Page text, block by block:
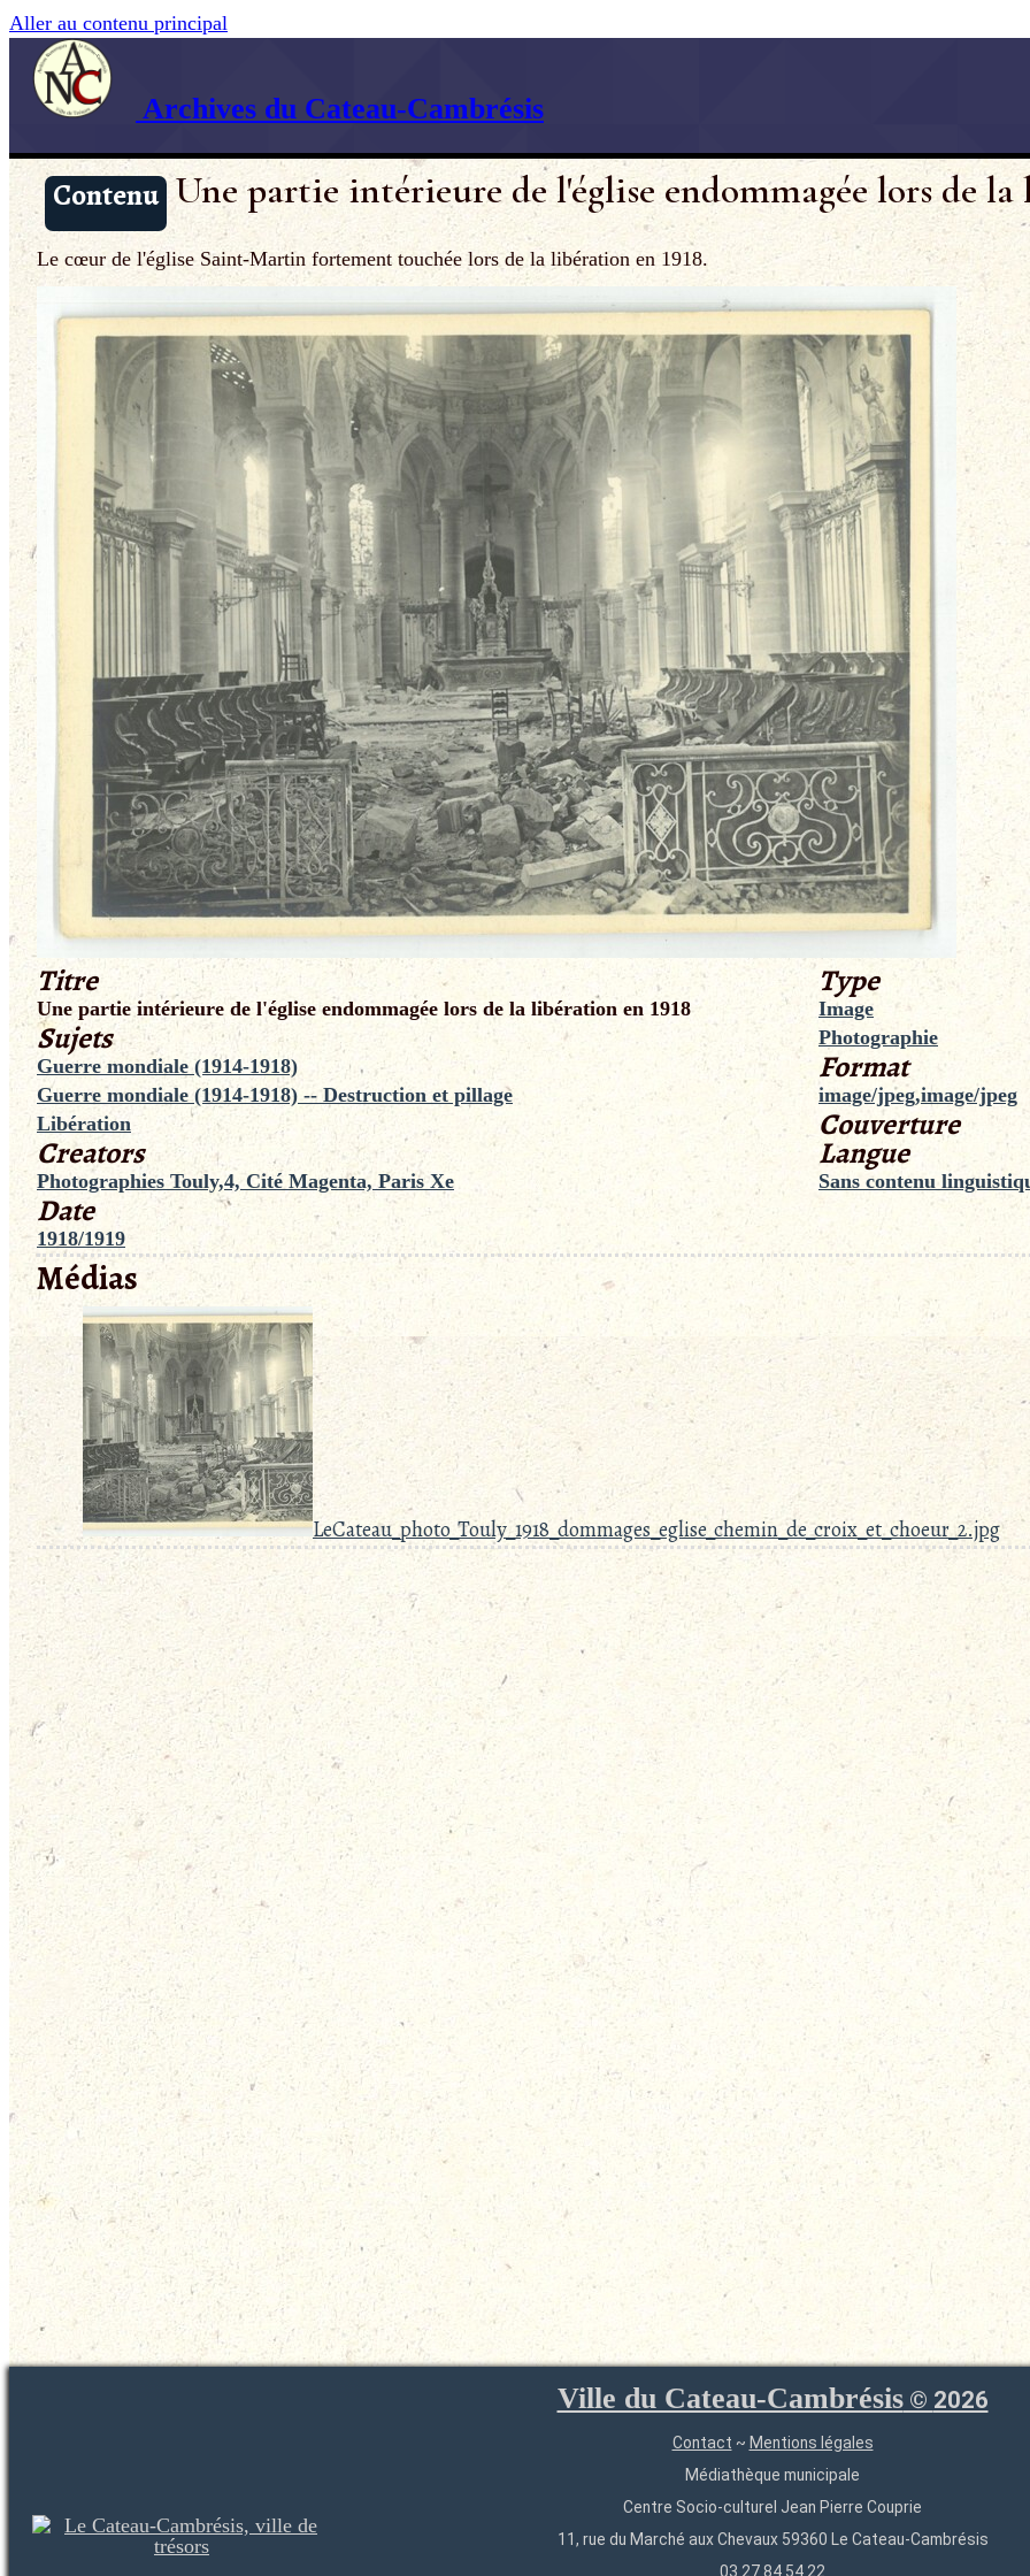
Aller au contenu principal
Archives du Cateau-Cambrésis
Contenu Une partie intérieure de l'église endommagée lors de la
Le cœur de l'église Saint-Martin fortement touchée lors de la libération en 1918.
Titre
Une partie intérieure de l'église endommagée lors de la libération en 1918
Sujets
Guerre mondiale (1914-1918)
Guerre mondiale (1914-1918) -- Destruction et pillage
Libération
Creators
Photographies Touly,4, Cité Magenta, Paris Xe
Date
1918/1919
Type
Image
Photographie
Format
image/jpeg,image/jpeg
Couverture
Langue
Sans contenu
Médias
LeCateau_photo_Touly_1918_dommages_eglise_chemin_de_croix_et_choeur_2.jpg
Ville du Cateau-Cambrésis© 2026
Contact ~ Mentions légales
Médiathèque municipale
Centre Socio-culturel Jean Pierre Couprie
11, rue du Marché aux Chevaux 59360 Le Cateau-Cambrésis
03 27 84 54 22